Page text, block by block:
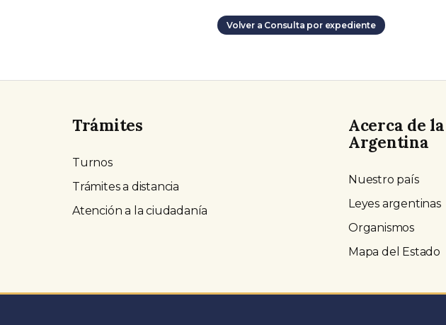
Volver a Consulta por expediente
Trámites
Turnos
Trámites a distancia
Atención a la ciudadanía
Acerca de
Argentina
Nuestro país
Leyes argentinas
Organismos
Mapa del Estado